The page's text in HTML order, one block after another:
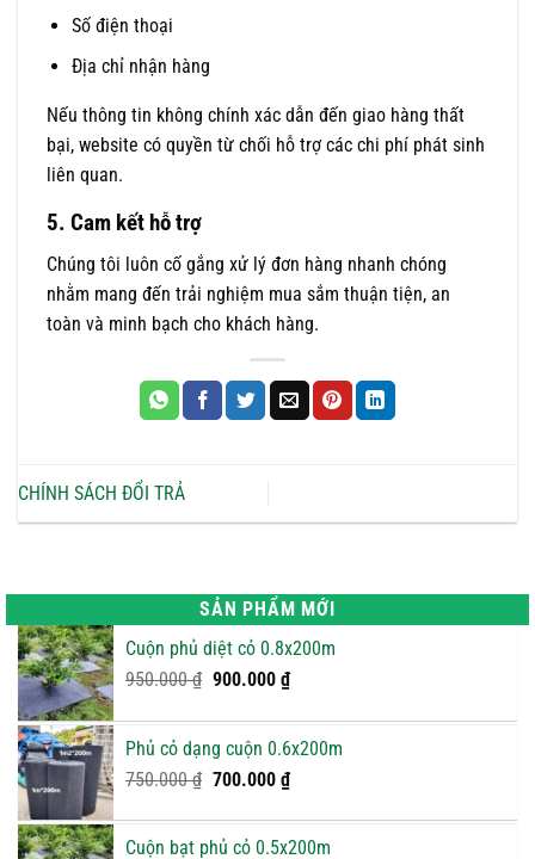
Số điện thoại
Địa chỉ nhận hàng
Nếu thông tin không chính xác dẫn đến giao hàng thất
bại, website có quyền từ chối hỗ trợ các chi phí phát sinh
liên quan.
5. Cam kết hỗ trợ
Chúng tôi luôn cố gắng xử lý đơn hàng nhanh chóng
nhằm mang đến trải nghiệm mua sắm thuận tiện, an
toàn và minh bạch cho khách hàng.
CHÍNH SÁCH ĐỔI TRẢ
SẢN PHẨM MỚI
Cuộn phủ diệt cỏ 0.8x200m
950.000₫ Giá
là:
950.000 ₫.
900.000 ₫Giá
tại
là:
900.000 ₫.
Phủ cỏ dạng cuộn 0.6x200m
750.000₫ Giá
750.000 ₫.
700.000 ₫Giá
là:
Cuộn bạt phủ cỏ 0.5x200m